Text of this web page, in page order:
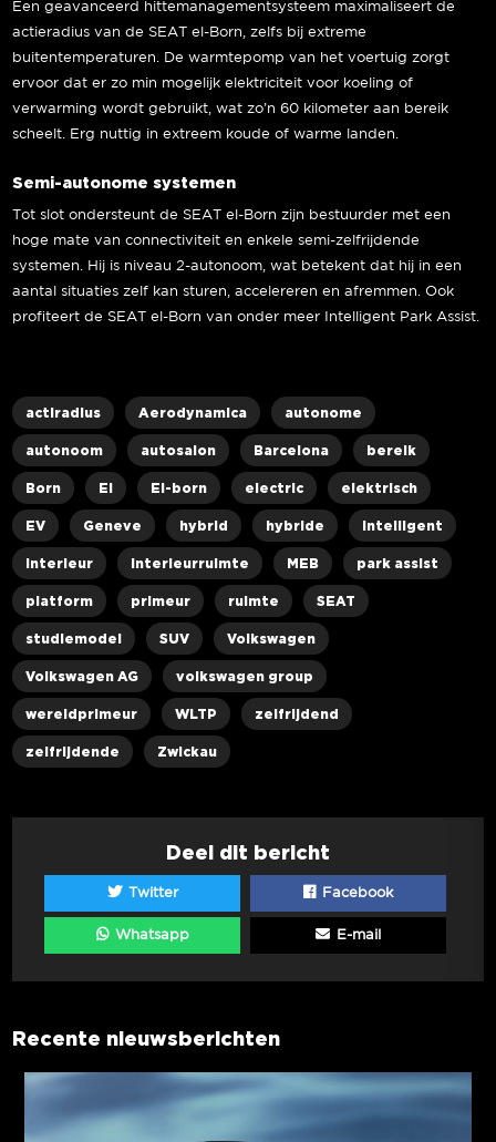
Een geavanceerd hittemanagementsysteem maximaliseert de
actieradius van de SEAT el-Born, zelfs bij extreme
buitentemperaturen. De warmtepomp van het voertuig zorgt
ervoor dat er zo min mogelijk elektriciteit voor koeling of
verwarming wordt gebruikt, wat zo’n 60 kilometer aan bereik
scheelt. Erg nuttig in extreem koude of warme landen.
Semi-autonome systemen
Tot slot ondersteunt de SEAT el-Born zijn bestuurder met een
hoge mate van connectiviteit en enkele semi-zelfrijdende
systemen. Hij is niveau 2-autonoom, wat betekent dat hij in een
aantal situaties zelf kan sturen, accelereren en afremmen. Ook
profiteert de SEAT el-Born van onder meer Intelligent Park Assist.
actiradius Aerodynamica autonome
autonoom autosalon Barcelona bereik
Born El El-born electric elektrisch
EV Geneve hybrid hybride intelligent
interieur interieurruimte MEB park assist
platform primeur ruimte SEAT
studiemodel SUV Volkswagen
Volkswagen AG volkswagen group
wereldprimeur WLTP zelfrijdend
zelfrijdende Zwickau
Deel dit bericht
Twitter Facebook
Whatsapp E-mail
Recente nieuwsberichten